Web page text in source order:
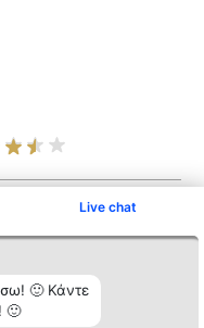
Live chat
🙂 Κάντε
🙂